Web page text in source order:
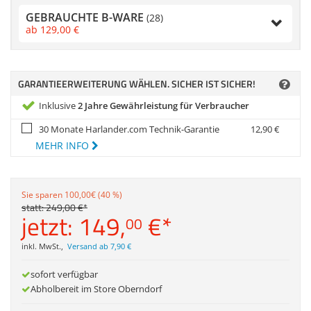
Merkzettel
GEBRAUCHTE B-WARE (28)
ab 129,00 €
GARANTIEERWEITERUNG WÄHLEN. SICHER IST SICHER!
Inklusive2 Jahre Gewährleistung für Verbraucher
30 Monate Harlander.com Technik-Garantie
12,90€
MEHR INFO
Sie sparen 100,00€ (40 %)
statt:249,00€*
jetzt: 149,00 €*
inkl. MwSt., Versand ab 7,90 €
sofort verfügbar
Abholbereit im Store Oberndorf